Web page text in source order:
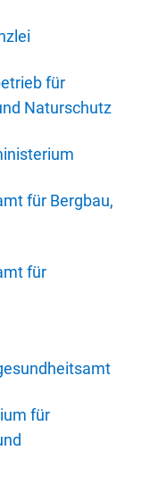
für
Naturschutz
für Bergbau,
für
für